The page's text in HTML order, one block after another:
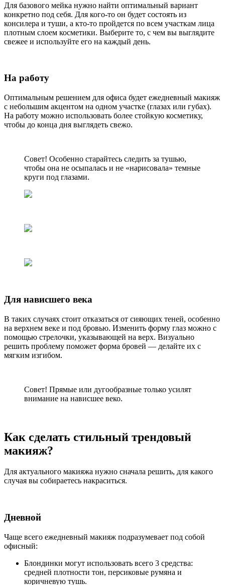
Для базового мейка нужно найти оптимальный вариант
конкретно под себя. Для кого-то он будет состоять из
консилера и туши, а кто-то пройдется по всем участкам лица
плотным слоем косметики. Выберите то, с чем вы выглядите
свежее и используйте его на каждый день.
На работу
Оптимальным решением для офиса будет ежедневный макияж
с небольшим акцентом на одном участке (глазах или губах).
На работу можно использовать более стойкую косметику,
чтобы до конца дня выглядеть свежо.
Совет! Особенно старайтесь следить за тушью,
чтобы она не осыпалась и не «нарисовала» темные
круги под глазами.
Для нависшего века
В таких случаях стоит отказаться от сияющих теней, особенно
на верхнем веке и под бровью. Изменить форму глаз можно с
помощью стрелочки, указывающей на верх. Визуально
решить проблему поможет форма бровей — делайте их с
мягким изгибом.
Совет! Прямые или дугообразные только усилят
внимание на нависшее веко.
Как сделать стильный трендовый
макияж?
Для актуального макияжа нужно сначала решить, для какого
случая вы собираетесь накраситься.
Дневной
Чаще всего ежедневный макияж подразумевает под собой
офисный:
Блондинки могут использовать всего 3 средства:
средней плотности тон, персиковые румяна и
коричневую тушь.